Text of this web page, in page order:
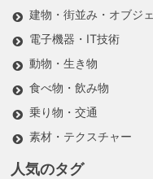
建物・街並み・オブジェ
電子機器・IT技術
動物・生き物
食べ物・飲み物
乗り物・交通
素材・テクスチャー
人気のタグ